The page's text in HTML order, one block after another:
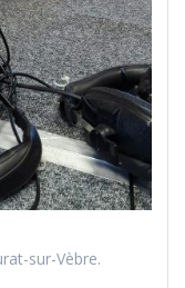
sur-Vèbre.